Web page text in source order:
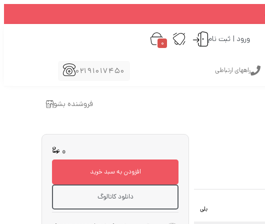
ورود | ثبت نام 0
راههای ارتباطی 02191017450
فروشنده بشو
بلی
0
افزودن به سبد خرید
دانلود کاتالوگ